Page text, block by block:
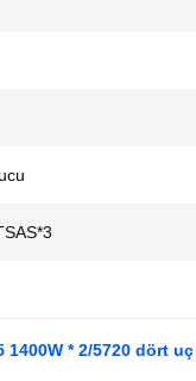
1400W * 2/5720 dört